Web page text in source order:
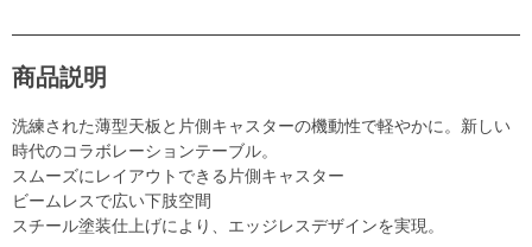
商品説明
洗練された薄型天板と片側キャスターの機動性で軽やかに。新しい
時代のコラボレーションテーブル。
スムーズにレイアウトできる片側キャスター
ビームレスで広い下肢空間
スチール塗装仕上げにより、エッジレスデザインを実現。